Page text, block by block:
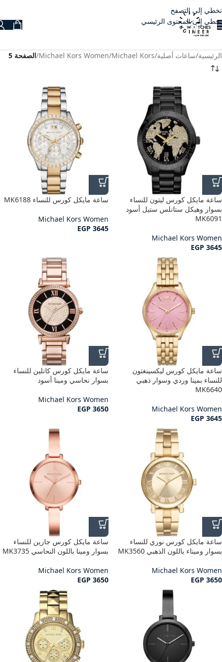
تخطي إلى التصفح
تخطي إلى المحتوى الرئيسي
الرئيسية/ساعات أصلية/
Michael Kors
/
Michael Kors Women
/الصفحة 5
ساعة مايكل كورس ليتون للنساء
بسوار وهيكل ستانلس ستيل أسود
MK6091
Michael Kors Women
EGP 3645
ساعة مايكل كورس للنساء MK6188
Michael Kors Women
EGP 3645
ساعة مايكل كورس ليكسينغتون
للنساء بمينا وردي وسوار ذهبي
MK6640
Michael Kors Women
EGP 3645
ساعة مايكل كورس كاتلين للنساء
بسوار نحاسي ومينا أسود
Michael Kors Women
EGP 3650
ساعة مايكل كورس نوري للنساء
بسوار وميناء باللون الذهبي MK3560
Michael Kors Women
EGP 3650
ساعة مايكل كورس جارين للنساء
بسوار ومينا باللون النحاسي MK3735
Michael Kors Women
EGP 3650